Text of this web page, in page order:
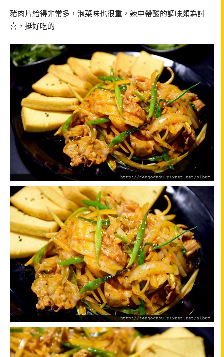
豬肉片給得非常多，泡菜味也很重，辣中帶酸的調味頗為討
喜，挺好吃的